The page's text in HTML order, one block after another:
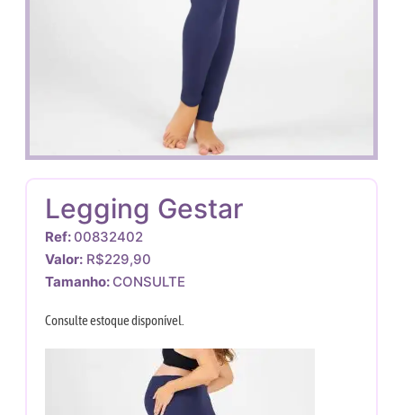
Legging Gestar
Ref: 00832402
Valor: R$229,90
Tamanho: CONSULTE
Consulte estoque disponível.